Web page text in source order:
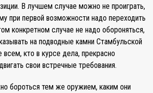
В лучшем случае можно не проиграть,
при первой возможности надо переходить
конкретном случае не надо обороняться,
на подводные камни Стамбульской
всем, кто в курсе дела, прекрасно
свои встречные требования.
бороться тем же оружием, каким они